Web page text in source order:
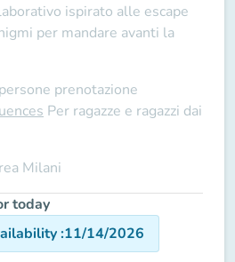
ispirato alle escape
per mandare avanti la
prenotazione
Per ragazze e ragazzi dai
Milani
today
:11/14/2026